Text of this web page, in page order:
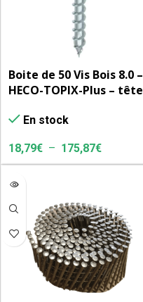
Boite de 50 Vis Bois 8.0 –
HECO-TOPIX-Plus – tête
En stock
18,79€ – 175,87€